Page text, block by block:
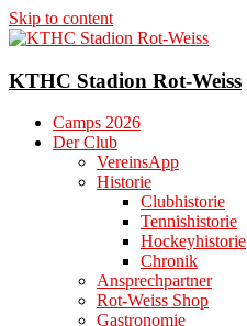
Skip to content
KTHC Stadion Rot-Weiss
Camps 2026
Der Club
VereinsApp
Historie
Clubhistorie
Tennishistorie
Hockeyhistorie
Chronik
Ansprechpartner
Rot-Weiss Shop
Gastronomie